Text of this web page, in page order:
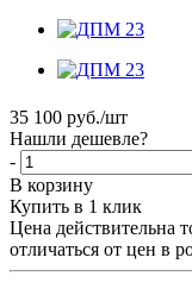
35 100 руб./шт
Нашли дешевле?
-
В корзину
Купить в 1 клик
Цена действительна
отличаться от цен в